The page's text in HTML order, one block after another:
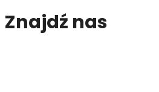
Znajdź nas